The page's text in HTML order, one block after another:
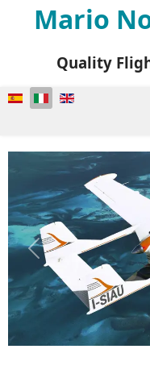
Mario
Quality
Seleziona la tua lingua
Previous